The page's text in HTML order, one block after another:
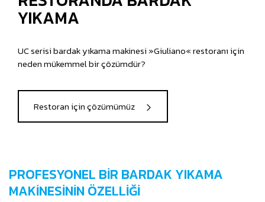
YIKAMA
UC serisi bardak yıkama makinesi »Giuliano« restoranı için
neden mükemmel bir çözümdür?
Restoran için çözümümüz
PROFESYONEL BİR BARDAK YIKAMA
MAKİNESİNİN ÖZELLİĞİ